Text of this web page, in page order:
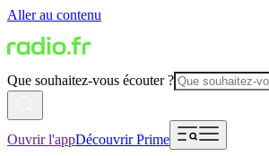
Aller au contenu
Que souhaitez-vous écouter ?
Ouvrir l'appDécouvrir Prime